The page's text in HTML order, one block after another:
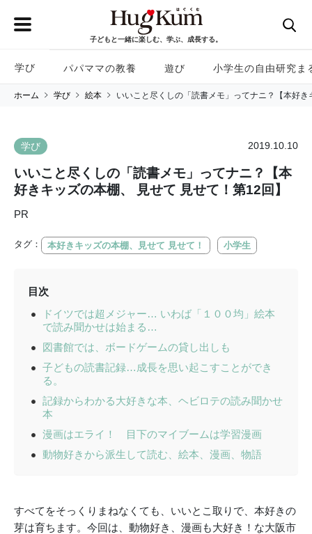
子どもと一緒に楽しむ、学ぶ、成長する。
学び パパママの教養 遊び 小学生の自由研究ま
ホーム 学び 絵本 いいこと尽くしの「読書メモ」ってナニ？【本好
学び 2019.10.10
いいこと尽くしの「読書メモ」ってナニ？【本
好きキッズの本棚、 見せて 見せて！第12回】
PR
タグ： 本好きキッズの本棚、見せて 見せて！ 小学生
目次
ドイツでは超メジャー… いわば「１００均」絵本
で読み聞かせは始まる…
図書館では、ボードゲームの貸し出しも
子どもの読書記録…成長を思い起こすことができ
る。
記録からわかる大好きな本、ヘビロテの読み聞かせ
本
漫画はエライ！ 目下のマイブームは学習漫画
動物好きから派生して読む、絵本、漫画、物語
すべてをそっくりまねなくても、いいとこ取りで、本好きの
芽は育ちます。今回は、動物好き、漫画も大好き！な大阪市